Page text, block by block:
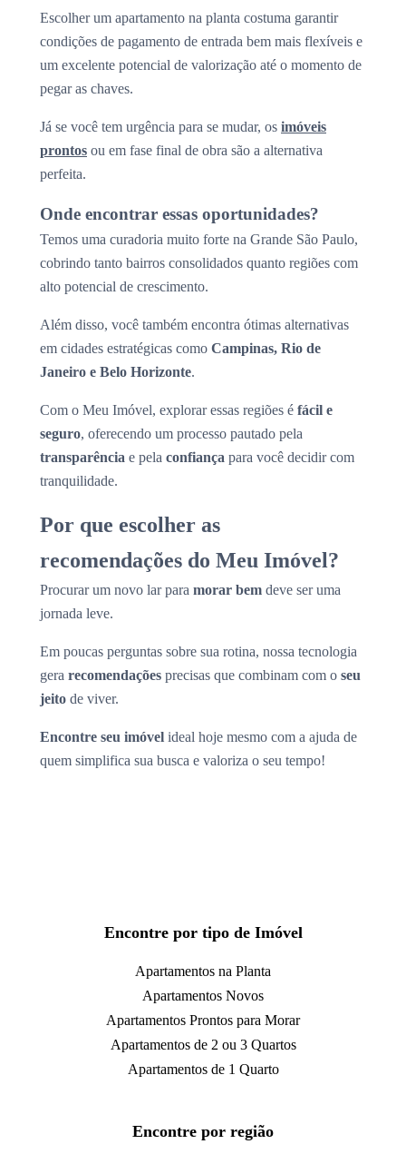
Escolher um apartamento na planta costuma garantir
condições de pagamento de entrada bem mais flexíveis e
um excelente potencial de valorização até o momento de
pegar as chaves.
Já se você tem urgência para se mudar, os imóveis
prontos ou em fase final de obra são a alternativa
perfeita.
Onde encontrar essas oportunidades?
Temos uma curadoria muito forte na Grande São Paulo,
cobrindo tanto bairros consolidados quanto regiões com
alto potencial de crescimento.
Além disso, você também encontra ótimas alternativas
em cidades estratégicas como Campinas, Rio de
Janeiro e Belo Horizonte.
Com o Meu Imóvel, explorar essas regiões é fácil e
seguro, oferecendo um processo pautado pela
transparência e pela confiança para você decidir com
tranquilidade.
Por que escolher as
recomendações do Meu Imóvel?
Procurar um novo lar para morar bem deve ser uma
jornada leve.
Em poucas perguntas sobre sua rotina, nossa tecnologia
gera recomendações precisas que combinam com o seu
jeito de viver.
Encontre seu imóvel ideal hoje mesmo com a ajuda de
quem simplifica sua busca e valoriza o seu tempo!
Encontre por tipo de Imóvel
Apartamentos na Planta
Apartamentos Novos
Apartamentos Prontos para Morar
Apartamentos de 2 ou 3 Quartos
Apartamentos de 1 Quarto
Encontre por região